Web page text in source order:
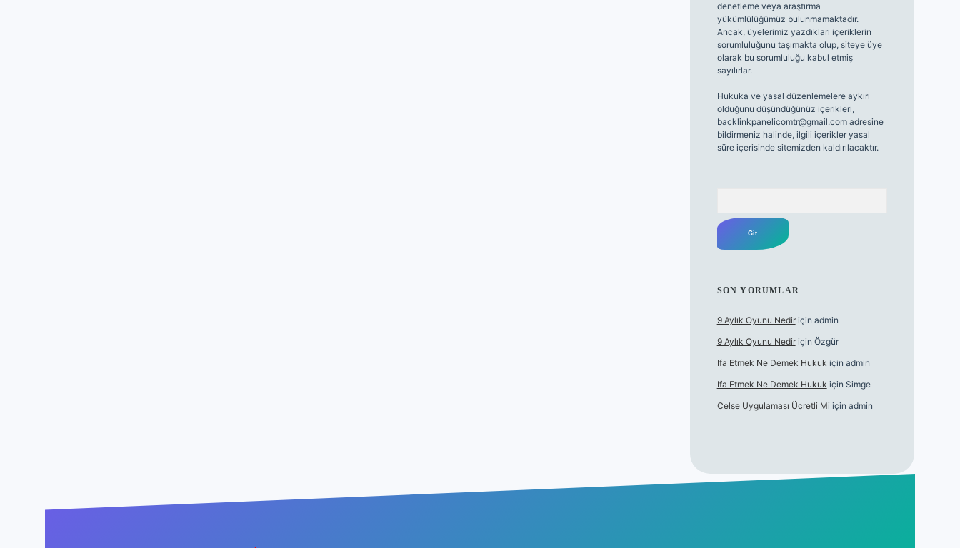
denetleme veya araştırma
yükümlülüğümüz bulunmamaktadır.
Ancak, üyelerimiz yazdıkları içeriklerin
sorumluluğunu taşımakta olup, siteye üye
olarak bu sorumluluğu kabul etmiş
sayılırlar.
Hukuka ve yasal düzenlemelere aykırı
olduğunu düşündüğünüz içerikleri,
backlinkpanelicomtr@gmail.comadresine
bildirmeniz halinde, ilgili içerikler yasal
süre içerisinde sitemizden kaldırılacaktır.
SON YORUMLAR
9 Aylık Oyunu Nediriçin admin
9 Aylık Oyunu Nediriçin Özgür
Ifa Etmek Ne Demek Hukuk için admin
Ifa Etmek Ne Demek Hukuk için Simge
Celse Uygulaması Ücretli Mi için admin